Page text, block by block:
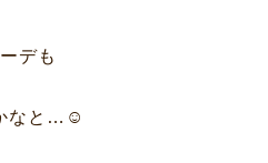
デも
なと…☺